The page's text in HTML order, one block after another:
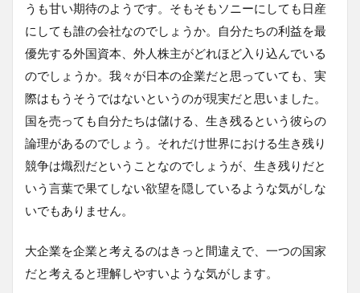
うも甘い期待のようです。そもそもソニーにしても日産
にしても誰の会社なのでしょうか。自分たちの利益を最
優先する外国資本、外人株主がどれほど入り込んでいる
のでしょうか。我々が日本の企業だと思っていても、実
際はもうそうではないというのが現実だと思いました。
国を売っても自分たちは儲ける、生き残るという彼らの
論理があるのでしょう。それだけ世界における生き残り
競争は熾烈だということなのでしょうが、生き残りだと
いう言葉で果てしない欲望を隠しているような気がしな
いでもありません。
大企業を企業と考えるのはきっと間違えで、一つの国家
だと考えると理解しやすいような気がします。